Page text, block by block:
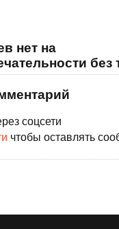
нет на
без
соцсети
чтобы оставлять